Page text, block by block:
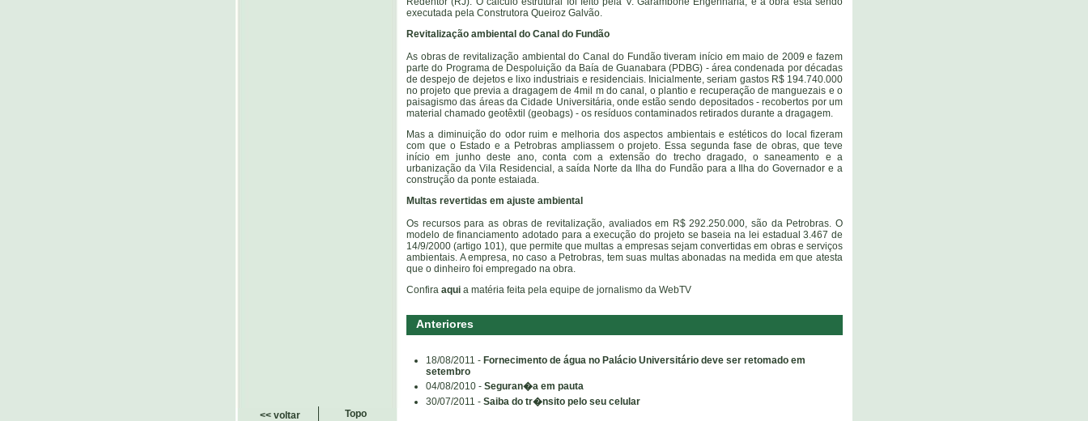
executada pela Construtora Queiroz Galvão.
Revitalização ambiental do Canal do Fundão
As obras de revitalização ambiental do Canal do Fundão tiveram início em maio de 2009 e fazem
parte do Programa de Despoluição da Baía de Guanabara (PDBG) - área condenada por décadas
de despejo de dejetos e lixo industriais e residenciais. Inicialmente, seriam gastos R$ 194.740.000
no projeto que previa a dragagem de 4mil m do canal, o plantio e recuperação de manguezais e o
paisagismo das áreas da Cidade Universitária, onde estão sendo depositados - recobertos por um
material chamado geotêxtil (geobags) - os resíduos contaminados retirados durante a dragagem.
Mas a diminuição do odor ruim e melhoria dos aspectos ambientais e estéticos do local fizeram
com que o Estado e a Petrobras ampliassem o projeto. Essa segunda fase de obras, que teve
início em junho deste ano, conta com a extensão do trecho dragado, o saneamento e a
urbanização da Vila Residencial, a saída Norte da Ilha do Fundão para a Ilha do Governador e a
construção da ponte estaiada.
Multas revertidas em ajuste ambiental
Os recursos para as obras de revitalização, avaliados em R$ 292.250.000, são da Petrobras. O
modelo de financiamento adotado para a execução do projeto se baseia na lei estadual 3.467 de
14/9/2000 (artigo 101), que permite que multas a empresas sejam convertidas em obras e serviços
ambientais. A empresa, no caso a Petrobras, tem suas multas abonadas na medida em que atesta
que o dinheiro foi empregado na obra.
Confira aqui a matéria feita pela equipe de jornalismo da WebTV
Anteriores
18/08/2011 - Fornecimento de água no Palácio Universitário deve ser retomado em
setembro
04/08/2010 - Seguran�a em pauta
30/07/2011 - Saiba do tr�nsito pelo seu celular
<< voltar Topo